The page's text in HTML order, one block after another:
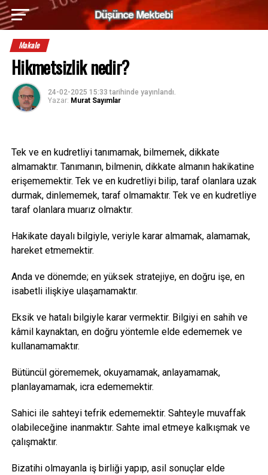
Makale
Hikmetsizlik nedir?
24-02-2025 15:33 tarihinde yayınlandı.
Yazar: Murat Sayımlar
Tek ve en kudretliyi tanımamak, bilmemek, dikkate
almamaktır. Tanımanın, bilmenin, dikkate almanın hakikatine
erişememektir. Tek ve en kudretliyi bilip, taraf olanlara uzak
durmak, dinlememek, taraf olmamaktır. Tek ve en kudretliye
taraf olanlara muarız olmaktır.
Hakikate dayalı bilgiyle, veriyle karar almamak, alamamak,
hareket etmemektir.
Anda ve dönemde; en yüksek stratejiye, en doğru işe, en
isabetli ilişkiye ulaşamamaktır.
Eksik ve hatalı bilgiyle karar vermektir. Bilgiyi en sahih ve
kâmil kaynaktan, en doğru yöntemle elde edememek ve
kullanamamaktır.
Bütüncül görememek, okuyamamak, anlayamamak,
planlayamamak, icra edememektir.
Sahici ile sahteyi tefrik edememektir. Sahteyle muvaffak
olabileceğine inanmaktır. Sahte imal etmeye kalkışmak ve
çalışmaktır.
Bizatihi olmayanla iş birliği yapıp, asil sonuçlar elde